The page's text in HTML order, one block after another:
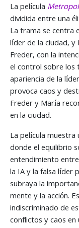
La película
dividida entre una
La trama se centra
líder de la ciudad,
Freder, con la
el control sobre los
apariencia de la
provoca caos y
Freder y María
en la ciudad.
La película
donde el equilibrio
entendimiento
la IA y la falsa líder
subraya la
mente y la acción.
indiscriminado de
conflictos y caos